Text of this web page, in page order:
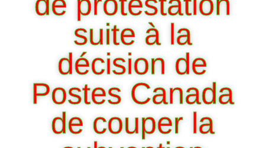
suite à la
décision de
Postes Canada
de couper la